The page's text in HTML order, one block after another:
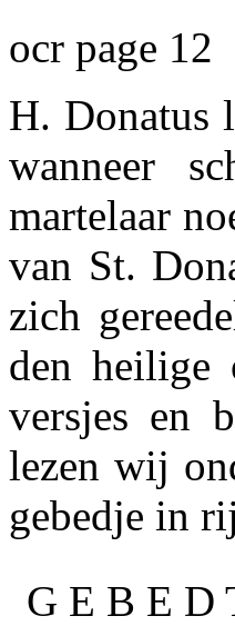
ocr page 12
H. Donatus
wanneer
martelaar
van St.
zich
den heilige
versjes en
lezen wij
gebedje in
G E B E D